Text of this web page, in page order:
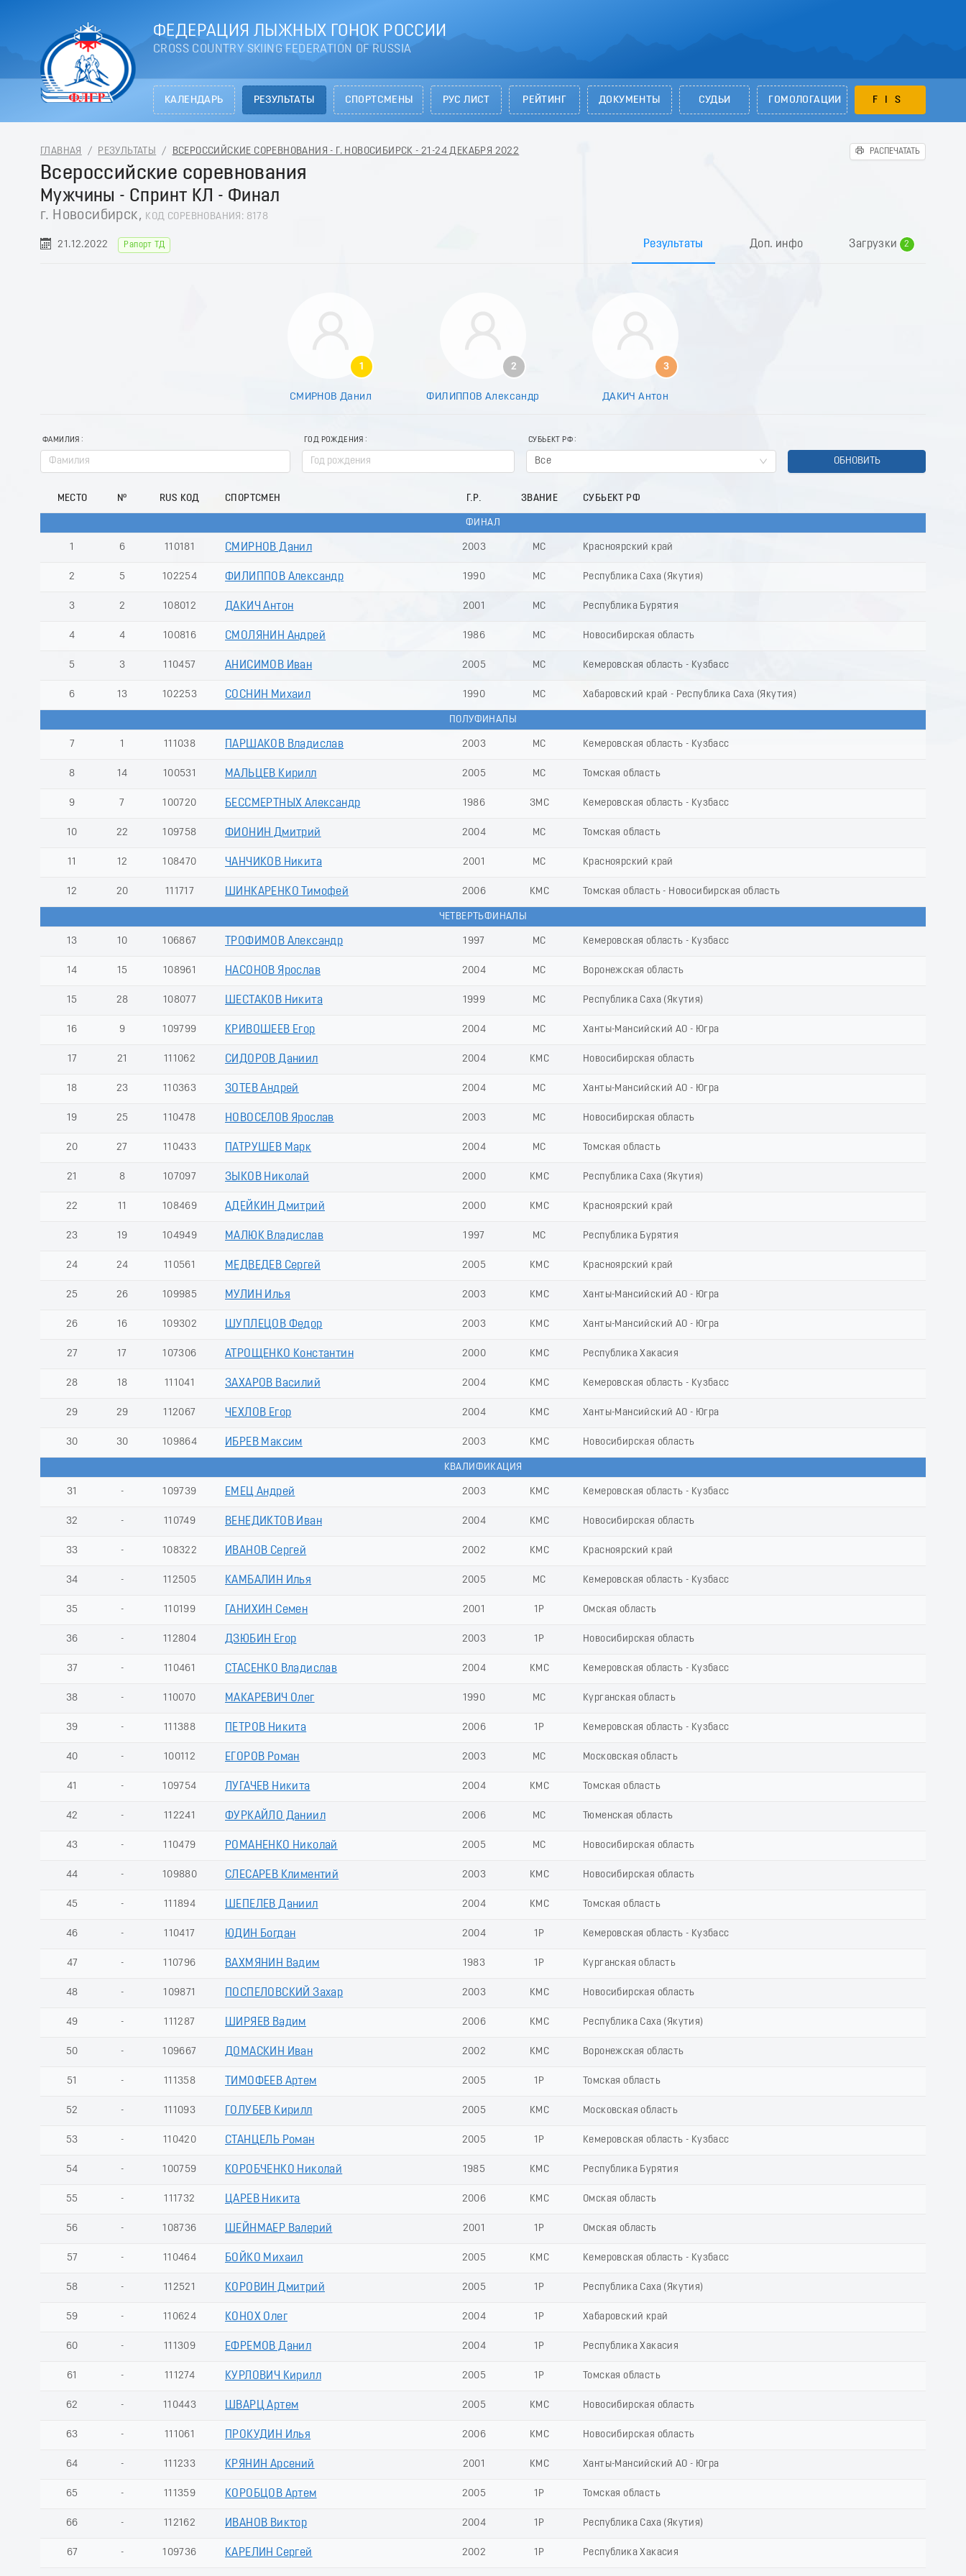
ФЕДЕРАЦИЯ ЛЫЖНЫХ ГОНОК РОССИИ
CROSS COUNTRY SKIING FEDERATION OF RUSSIA
КАЛЕНДАРЬ РЕЗУЛЬТАТЫ СПОРТСМЕНЫ РУС ЛИСТ РЕЙТИНГ ДОКУМЕНТЫ СУДЬИ ГОМОЛОГАЦИИ FIS
ГЛАВНАЯ / РЕЗУЛЬТАТЫ / ВСЕРОССИЙСКИЕ СОРЕВНОВАНИЯ - Г. НОВОСИБИРСК - 21-24 ДЕКАБРЯ 2022 РАСПЕЧАТАТЬ
Всероссийские соревнования
Мужчины - Спринт КЛ - Финал
г. Новосибирск, КОД СОРЕВНОВАНИЯ: 8178
21.12.2022 Рапорт ТД Результаты Доп. инфо Загрузки
2
8
2
1
СМИРНОВ Данил
2
ФИЛИППОВ Александр
3
ДАКИЧ Антон
ФАМИЛИЯ ГОД РОЖДЕНИЯ СУБЬЕКТ РФ
Все ОБНОВИТЬ
МЕСТО № RUS КОД СПОРТСМЕН Г.Р. ЗВАНИЕ СУБЬЕКТ РФ
ФИНАЛ
1 6 110181 СМИРНОВ Данил 2003 МС Красноярский край
2 5 102254 ФИЛИППОВ Александр 1990 МС Республика Саха (Якутия)
3 2 108012 ДАКИЧ Антон 2001 МС Республика Бурятия
4 4 100816 СМОЛЯНИН Андрей 1986 МС Новосибирская область
5 3 110457 АНИСИМОВ Иван 2005 МС Кемеровская область - Кузбасс
6 13 102253 СОСНИН Михаил 1990 МС Хабаровский край - Республика Саха (Якутия)
ПОЛУФИНАЛЫ
7 1 111038 ПАРШАКОВ Владислав 2003 МС Кемеровская область - Кузбасс
8 14 100531 МАЛЬЦЕВ Кирилл 2005 МС Томская область
9 7 100720 БЕССМЕРТНЫХ Александр 1986 ЗМС Кемеровская область - Кузбасс
10 22 109758 ФИОНИН Дмитрий 2004 МС Томская область
11 12 108470 ЧАНЧИКОВ Никита 2001 МС Красноярский край
12 20 111717 ШИНКАРЕНКО Тимофей 2006 КМС Томская область - Новосибирская область
ЧЕТВЕРТЬФИНАЛЫ
13 10 106867 ТРОФИМОВ Александр 1997 МС Кемеровская область - Кузбасс
14 15 108961 НАСОНОВ Ярослав 2004 МС Воронежская область
15 28 108077 ШЕСТАКОВ Никита 1999 МС Республика Саха (Якутия)
16 9 109799 КРИВОШЕЕВ Егор 2004 МС Ханты-Мансийский АО - Югра
17 21 111062 СИДОРОВ Даниил 2004 КМС Новосибирская область
18 23 110363 ЗОТЕВ Андрей 2004 МС Ханты-Мансийский АО - Югра
19 25 110478 НОВОСЕЛОВ Ярослав 2003 МС Новосибирская область
20 27 110433 ПАТРУШЕВ Марк 2004 МС Томская область
21 8 107097 ЗЫКОВ Николай 2000 КМС Республика Саха (Якутия)
22 11 108469 АДЕЙКИН Дмитрий 2000 КМС Красноярский край
23 19 104949 МАЛЮК Владислав 1997 МС Республика Бурятия
24 24 110561 МЕДВЕДЕВ Сергей 2005 КМС Красноярский край
25 26 109985 МУЛИН Илья 2003 КМС Ханты-Мансийский АО - Югра
26 16 109302 ШУПЛЕЦОВ Федор 2003 КМС Ханты-Мансийский АО - Югра
27 17 107306 АТРОЩЕНКО Константин 2000 КМС Республика Хакасия
28 18 111041 ЗАХАРОВ Василий 2004 КМС Кемеровская область - Кузбасс
29 29 112067 ЧЕХЛОВ Егор 2004 КМС Ханты-Мансийский АО - Югра
30 30 109864 ИБРЕВ Максим 2003 КМС Новосибирская область
КВАЛИФИКАЦИЯ
31 - 109739 ЕМЕЦ Андрей 2003 КМС Кемеровская область - Кузбасс
32 - 110749 ВЕНЕДИКТОВ Иван 2004 КМС Новосибирская область
33 - 108322 ИВАНОВ Сергей 2002 КМС Красноярский край
34 - 112505 КАМБАЛИН Илья 2005 МС Кемеровская область - Кузбасс
35 - 110199 ГАНИХИН Семен 2001 1Р Омская область
36 - 112804 ДЗЮБИН Егор 2003 1Р Новосибирская область
37 - 110461 СТАСЕНКО Владислав 2004 КМС Кемеровская область - Кузбасс
38 - 110070 МАКАРЕВИЧ Олег 1990 МС Курганская область
39 - 111388 ПЕТРОВ Никита 2006 1Р Кемеровская область - Кузбасс
40 - 100112 ЕГОРОВ Роман 2003 МС Московская область
41 - 109754 ЛУГАЧЕВ Никита 2004 КМС Томская область
42 - 112241 ФУРКАЙЛО Даниил 2006 МС Тюменская область
43 - 110479 РОМАНЕНКО Николай 2005 МС Новосибирская область
44 - 109880 СЛЕСАРЕВ Климентий 2003 КМС Новосибирская область
45 - 111894 ШЕПЕЛЕВ Даниил 2004 КМС Томская область
46 - 110417 ЮДИН Богдан 2004 1Р Кемеровская область - Кузбасс
47 - 110796 ВАХМЯНИН Вадим 1983 1Р Курганская область
48 - 109871 ПОСПЕЛОВСКИЙ Захар 2003 КМС Новосибирская область
49 - 111287 ШИРЯЕВ Вадим 2006 КМС Республика Саха (Якутия)
50 - 109667 ДОМАСКИН Иван 2002 КМС Воронежская область
51 - 111358 ТИМОФЕЕВ Артем 2005 1Р Томская область
52 - 111093 ГОЛУБЕВ Кирилл 2005 КМС Московская область
53 - 110420 СТАНЦЕЛЬ Роман 2005 1Р Кемеровская область - Кузбасс
54 - 100759 КОРОБЧЕНКО Николай 1985 КМС Республика Бурятия
55 - 111732 ЦАРЕВ Никита 2006 КМС Омская область
56 - 108736 ШЕЙНМАЕР Валерий 2001 1Р Омская область
57 - 110464 БОЙКО Михаил 2005 КМС Кемеровская область - Кузбасс
58 - 112521 КОРОВИН Дмитрий 2005 1Р Республика Саха (Якутия)
59 - 110624 КОНОХ Олег 2004 1Р Хабаровский край
60 - 111309 ЕФРЕМОВ Данил 2004 1Р Республика Хакасия
61 - 111274 КУРЛОВИЧ Кирилл 2005 1Р Томская область
62 - 110443 ШВАРЦ Артем 2005 КМС Новосибирская область
63 - 111061 ПРОКУДИН Илья 2006 КМС Новосибирская область
64 - 111233 КРЯНИН Арсений 2001 КМС Ханты-Мансийский АО - Югра
65 - 111359 КОРОБЦОВ Артем 2005 1Р Томская область
66 - 112162 ИВАНОВ Виктор 2004 1Р Республика Саха (Якутия)
67 - 109736 КАРЕЛИН Сергей 2002 1Р Республика Хакасия